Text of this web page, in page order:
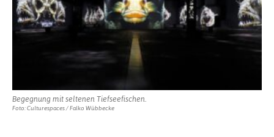
Begegnung mit seltenen Tiefseefischen.
Foto: Culturespaces / Falko Wübbecke